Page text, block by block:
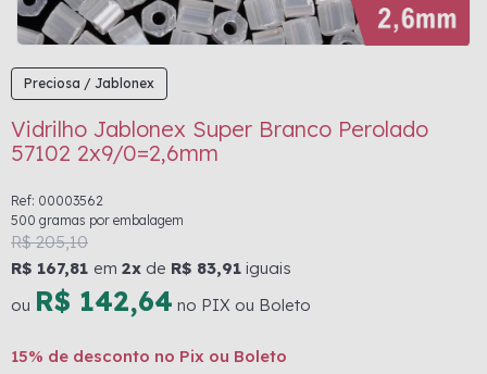
Preciosa / Jablonex
Vidrilho Jablonex Super Branco Perolado
57102 2x9/0=2,6mm
Ref: 00003562
500 gramas por embalagem
R$ 205,10
R$ 167,81 em 2x de R$ 83,91 iguais
ou R$ 142,64 no PIX ou Boleto
15% de desconto no Pix ou Boleto